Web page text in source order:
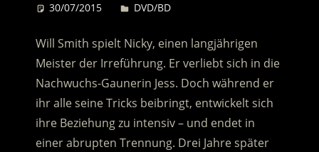
30/07/2015 Desiree
DVD/BD
Will Smith spielt Nicky, einen langjährigen
Meister der Irreführung. Er verliebt sich in die
Nachwuchs-Gaunerin Jess. Doch während er
ihr alle seine Tricks beibringt, entwickelt sich
ihre Beziehung zu intensiv – und endet in
einer abrupten Trennung. Drei Jahre später